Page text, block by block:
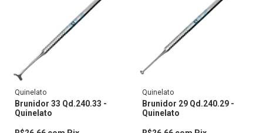
Quinelato
Brunidor 33 Qd.240.33 -
Quinelato
Quinelato
Brunidor 29 Qd.240.29 -
Quinelato